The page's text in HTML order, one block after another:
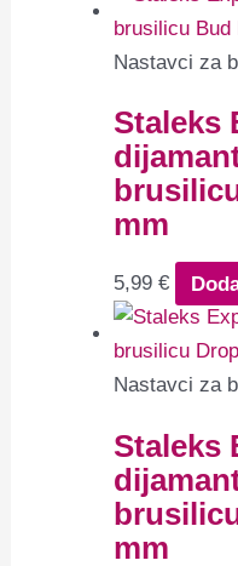
Nastavci za
Staleks
mm
5,99€
Nastavci za
Staleks
mm